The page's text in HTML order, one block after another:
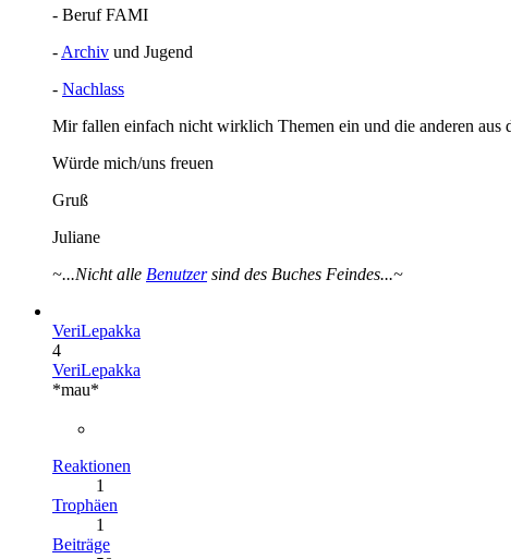
- Beruf FAMI
- Archiv und Jugend
- Nachlass
Mir fallen einfach nicht wirklich Themen ein und die anderen aus
Würde mich/uns freuen
Gruß
Juliane
~...Nicht alle Benutzersind des Buches Feindes...~
VeriLepakka
4
VeriLepakka
*mau*
Reaktionen
1
Trophäen
1
Beiträge